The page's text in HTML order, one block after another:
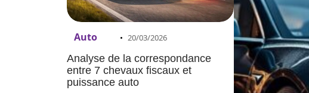
Auto 20/03/2026
Analyse de la correspondance
entre 7 chevaux fiscaux et
puissance auto